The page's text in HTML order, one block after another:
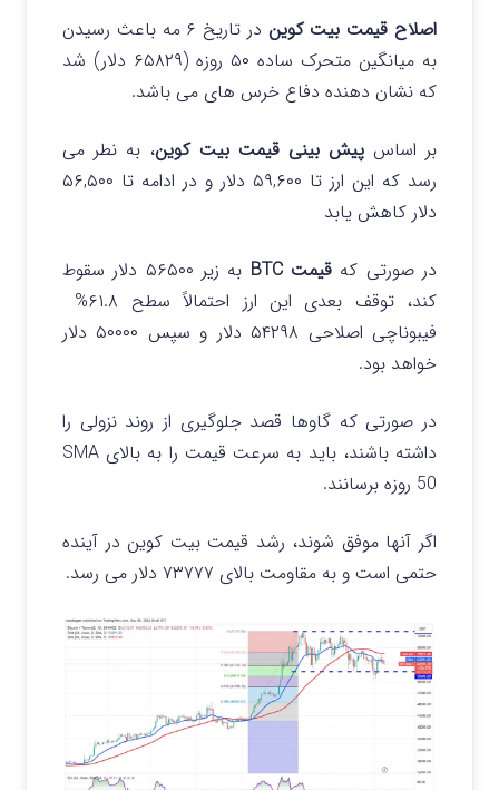
اصلاح قیمت بیت کوین
در تاریخ ۶ مه باعث رسیدن
به میانگین متحرک ساده ۵۰ روزه (۶۵۸۲۹ دلار) شد
که نشان دهنده دفاع خرس های می باشد.
بر اساس پیش بینی قیمت بیت کوین، به نطر می
رسد که این ارز تا ۵۹,۶۰۰ دلار و در ادامه تا ۵۶,۵۰۰
دلار کاهش یابد
در صورتی که قیمت BTC
به زیر ۵۶۵۰۰ دلار سقوط
کند، توقف بعدی این ارز احتمالاً سطح ۶۱.۸%
فیبوناچی اصلاحی ۵۴۲۹۸ دلار و سپس ۵۰۰۰۰ دلار
خواهد بود.
در صورتی که گاوها قصد جلوگیری از روند نزولی را
داشته باشند، باید به سرعت قیمت را به بالای SMA
50 روزه برسانند.
اگر آنها موفق شوند، رشد قیمت بیت کوین در آینده
حتمی است و به مقاومت بالای ۷۳۷۷۷ دلار می رسد.